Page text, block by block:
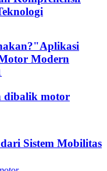
Modern
dibalik motor
Sistem Mobilitas